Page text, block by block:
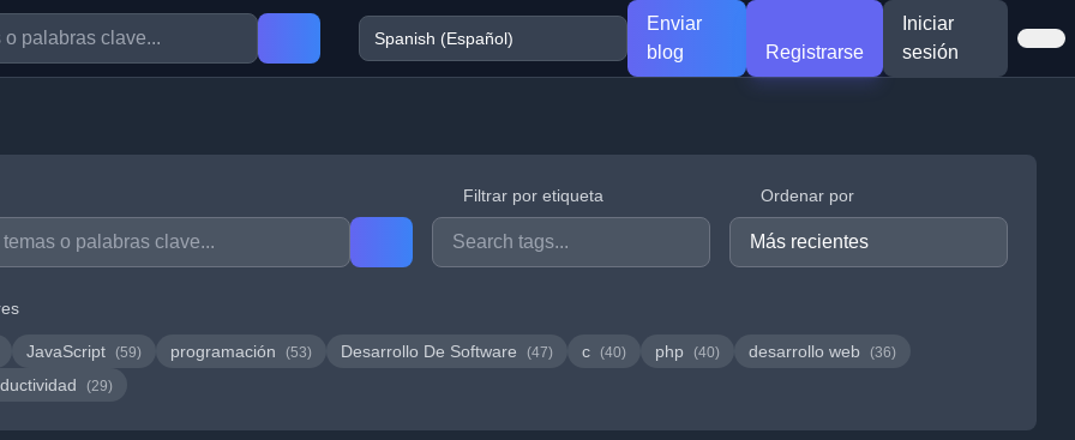
Enviar
blog
Registrarse
Iniciar
sesión
Filtrar por etiqueta Ordenar por
JavaScript (59) programación (53) Desarrollo De Software (47) c (40) php (40) desarrollo web (36)
(29)